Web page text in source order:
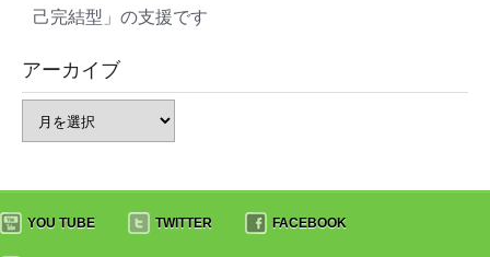
己完結型」の支援です
アーカイブ
YOU TUBE TWITTER FACEBOOK